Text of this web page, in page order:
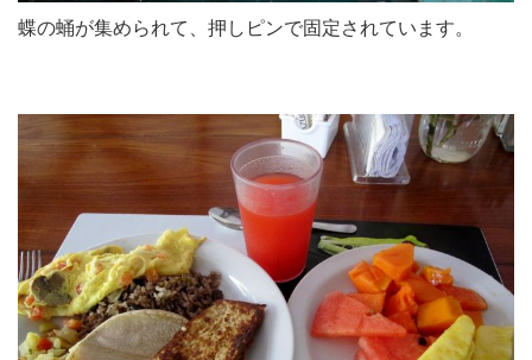
蝶の蛹が集められて、押しピンで固定されています。